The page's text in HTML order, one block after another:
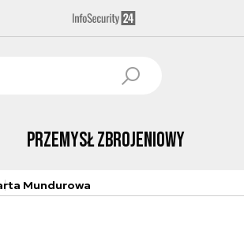
Przemysł Zbrojeniowy
Mundurowa